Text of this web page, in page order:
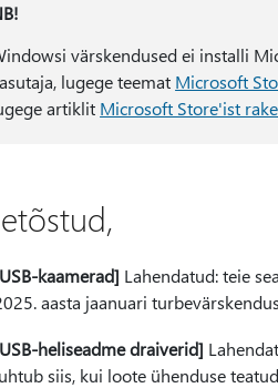
värskendused ei installi
lugege teemat Microsoft
artiklit Microsoft Store'ist
kaamerad] Lahendatud: teie
aasta jaanuari
heliseadme draiverid]
siis, kui loote ühenduse